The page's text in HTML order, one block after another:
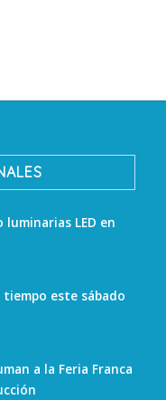
LED en
tiempo este sábado
a la Feria Franca